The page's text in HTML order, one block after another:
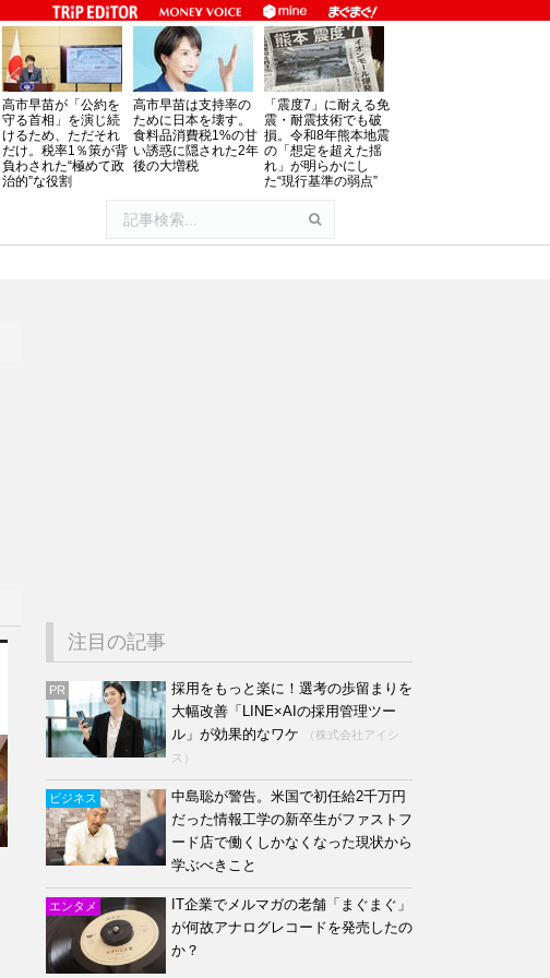
高市早苗が「公約を
守る首相」を演じ続
けるため、ただそれ
だけ。税率1％策が背
負わされた“極めて政
治的”な役割
高市早苗は支持率の
ために日本を壊す。
食料品消費税1%の甘
い誘惑に隠された2年
後の大増税
「震度7」に耐える免
震・耐震技術でも破
損。令和8年熊本地震
の「想定を超えた揺
れ」が明らかにし
た“現行基準の弱点”
注目の記事
PR
採用をもっと楽に！選考の歩留まりを
大幅改善「LINE×AIの採用管理ツー
ル」が効果的なワケ
（株式会社アイシ
ス）
ビジネス
中島聡が警告。米国で初任給2千万円
だった情報工学の新卒生がファストフ
ード店で働くしかなくなった現状から
学ぶべきこと
エンタメ
IT企業でメルマガの老舗「まぐまぐ」
が何故アナログレコードを発売したの
か？